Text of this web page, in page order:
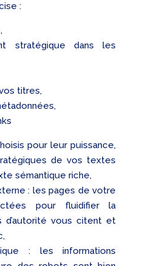
:
stratégique dans les
titres,
pour leur puissance,
de vos textes
sémantique riche,
: les pages de votre
pour fluidifier la
d’autorité vous citent et
: les informations